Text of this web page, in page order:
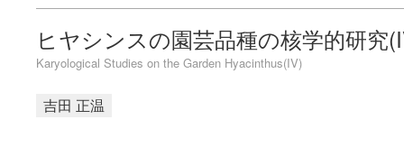
ヒヤシンスの園芸品種の核学的研究
Karyological Studies on the Garden Hyacinthus(IV)
吉田 正温